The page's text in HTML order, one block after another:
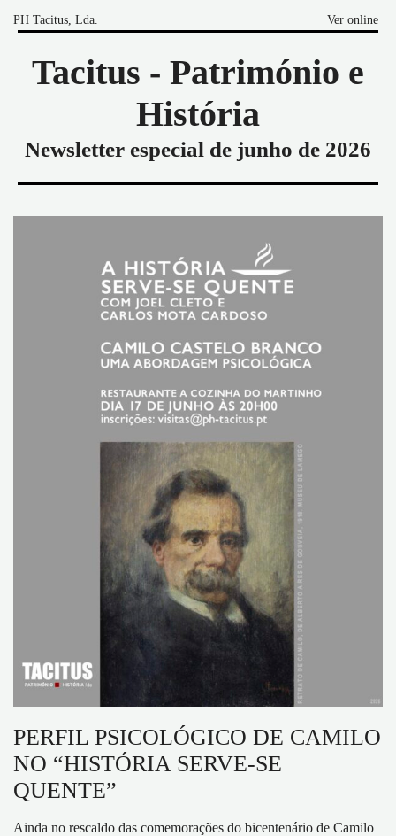
PH Tacitus, Lda. Ver online
Tacitus - Património e
História
Newsletter especial de junho de 2026
PERFIL PSICOLÓGICO DE CAMILO
NO “HISTÓRIA SERVE-SE
QUENTE”
Ainda no rescaldo das comemorações do bicentenário de Camilo